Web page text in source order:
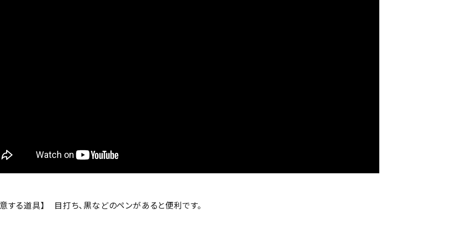
する道具】 目打ち、黒などのペンがあると便利です。